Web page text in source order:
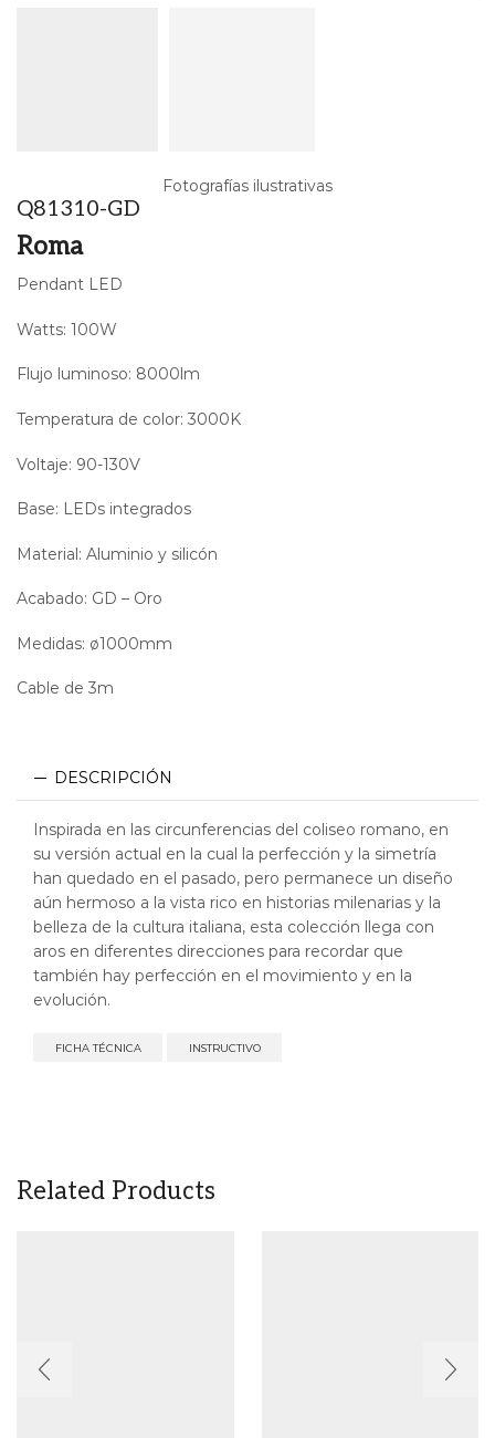
Fotografías ilustrativas
Q81310-GD
Roma
Pendant LED
Watts: 100W
Flujo luminoso: 8000lm
Temperatura de color: 3000K
Voltaje: 90-130V
Base: LEDs integrados
Material: Aluminio y silicón
Acabado: GD – Oro
Medidas: ø1000mm
Cable de 3m
DESCRIPCIÓN
Inspirada en las circunferencias del coliseo romano, en
su versión actual en la cual la perfección y la simetría
han quedado en el pasado, pero permanece un diseño
aún hermoso a la vista rico en historias milenarias y la
belleza de la cultura italiana, esta colección llega con
aros en diferentes direcciones para recordar que
también hay perfección en el movimiento y en la
evolución.
FICHA TÉCNICA INSTRUCTIVO
Related Products